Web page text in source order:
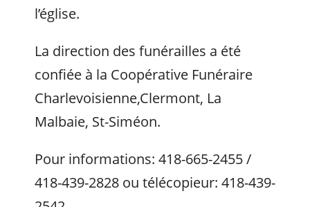
l’église.
La direction des funérailles a été
confiée à la Coopérative Funéraire
Charlevoisienne,Clermont, La
Malbaie, St-Siméon.
Pour informations: 418-665-2455 /
418-439-2828 ou télécopieur: 418-439-